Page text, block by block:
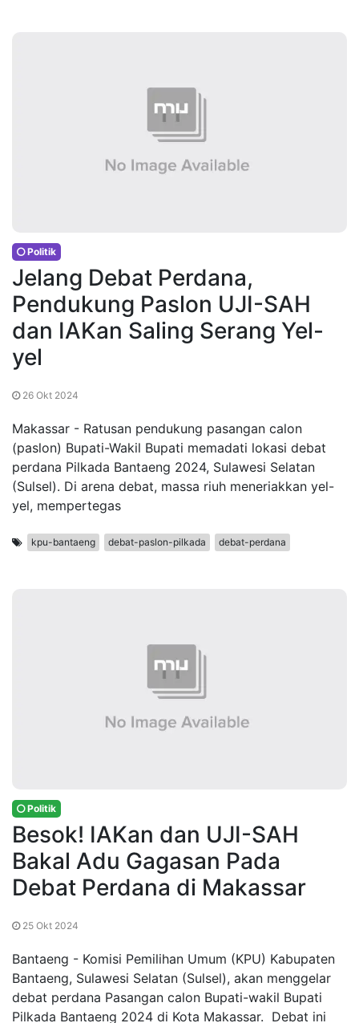
Politik
Jelang Debat Perdana,
Pendukung Paslon UJI-SAH
dan IAKan Saling Serang Yel-
yel
26 Okt 2024
Makassar - Ratusan pendukung pasangan calon
(paslon) Bupati-Wakil Bupati memadati lokasi debat
perdana Pilkada Bantaeng 2024, Sulawesi Selatan
(Sulsel). Di arena debat, massa riuh meneriakkan yel-
yel, mempertegas
kpu-bantaeng debat-paslon-pilkada debat-perdana
Politik
Besok! IAKan dan UJI-SAH
Bakal Adu Gagasan Pada
Debat Perdana di Makassar
25 Okt 2024
Bantaeng - Komisi Pemilihan Umum (KPU) Kabupaten
Bantaeng, Sulawesi Selatan (Sulsel), akan menggelar
debat perdana Pasangan calon Bupati-wakil Bupati
Pilkada Bantaeng 2024 di Kota Makassar. Debat ini